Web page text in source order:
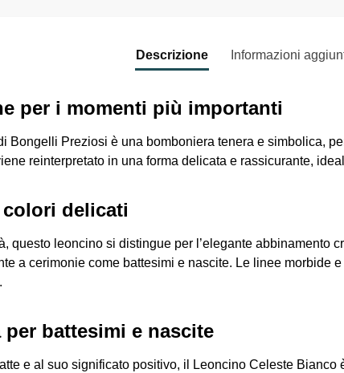
Descrizione Informazioni
per i momenti più importanti
Bongelli Preziosi è una bomboniera tenera e simbolica,
reinterpretato in una forma delicata e rassicurante,
delicati
questo leoncino si distingue per l’elegante abbinamento
a cerimonie come battesimi e nascite. Le linee morbide
battesimi e nascite
e al suo significato positivo, il Leoncino Celeste